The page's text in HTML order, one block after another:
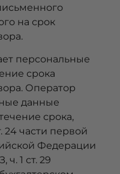
на срок
персональные
срока
Оператор
данные
срока,
24 части первой
Федерации
ч. 1 ст. 29